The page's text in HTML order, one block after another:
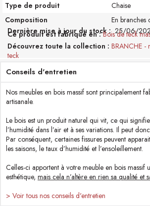
Type de produit
Chaise
Composition
En branches
Dernière mise à jour du stock : 25/06/
Ce produit est fabriqué en Bois de teck
Découvrez toute la collection
BRANCHE -
teck
Conseils d'entretien
Nos meubles en bois massif sont principalement
artisanale.
Le bois est un produit naturel qui vit, ce qui signifie
l’humidité dans l’air et à ses variations. Il peut
Par conséquent, certaines fissures peuvent
les saisons, le taux d’humidité et l’ensoleillement.
Celles-ci apportent à votre meuble en bois massif
esthétique, mais cela n’altère en rien sa qualité et
> Voir tous nos conseils d'entretien